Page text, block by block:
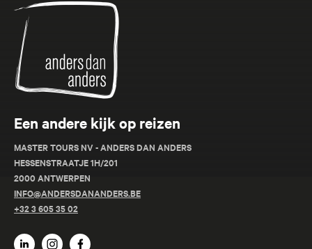
Anders
dan
Anders
Een andere kijk op reizen
MASTER TOURS NV - ANDERS DAN ANDERS
HESSENSTRAATJE 1H/201
2000 ANTWERPEN
INFO@ANDERSDANANDERS.BE
+32 3 605 35 02